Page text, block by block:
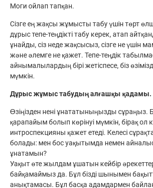
Моги ойлап тапқан.
Сізге ең жақсы жұмысты табу үшін төрт
дұрыс тепе-теңдікті табу керек, атап
ұнайды, сіз неде жақсысыз, сізге не үшін
және әлемге не қажет. Тепе-теңдік
айнымалылардың бірі жетіспесе, біз
мүмкін.
Дұрыс жұмыс табудың алғашқы қадамы.
Өзіңізден нені ұнататыныңызды сұраңыз.
қарапайым болып көрінуі мүмкін, бірақ ол
интроспекцияны қажет етеді. Келесі
болады: мен бос уақытымда немен
ұнатамын?
Уақыт өте жылдам ұшатын кейбір
байқамаймыз да. Бұл бізді шынымен
анықтамасы. Бұл басқа адамдармен